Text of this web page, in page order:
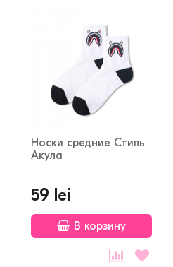
Носки средние Стиль
Акула
59 lei
В корзину